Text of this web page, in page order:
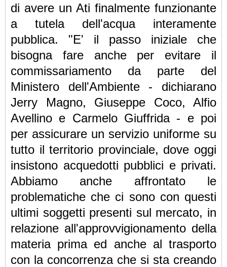
di avere un Ati finalmente funzionante
a tutela dell'acqua interamente
pubblica. "E' il passo iniziale che
bisogna fare anche per evitare il
commissariamento da parte del
Ministero dell'Ambiente - dichiarano
Jerry Magno, Giuseppe Coco, Alfio
Avellino e Carmelo Giuffrida - e poi
per assicurare un servizio uniforme su
tutto il territorio provinciale, dove oggi
insistono acquedotti pubblici e privati.
Abbiamo anche affrontato le
problematiche che ci sono con questi
ultimi soggetti presenti sul mercato, in
relazione all'approvvigionamento della
materia prima ed anche al trasporto
con la concorrenza che si sta creando